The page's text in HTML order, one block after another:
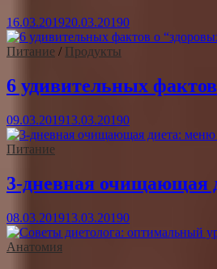
16.03.201920.03.20190
Питание / Продукты
6 удивительных
09.03.201913.03.20190
Питание
3-дневная очищающая
08.03.201913.03.20190
Анатомия